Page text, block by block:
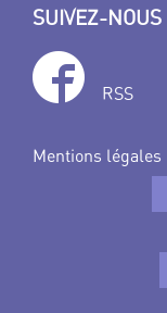
SUIVEZ-NOUS
RSS
Mentions légales